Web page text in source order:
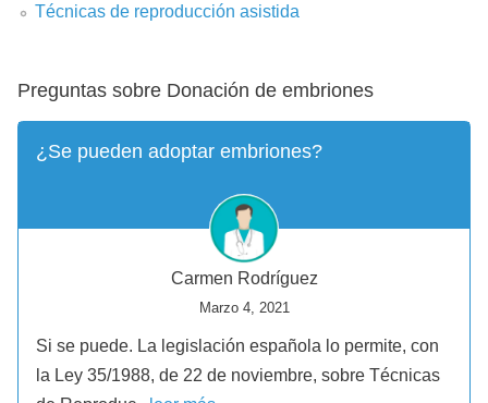
Técnicas de reproducción asistida
Preguntas sobre Donación de embriones
¿Se pueden adoptar embriones?
Carmen Rodríguez
Marzo 4, 2021
Si se puede. La legislación española lo permite, con
la Ley 35/1988, de 22 de noviembre, sobre Técnicas